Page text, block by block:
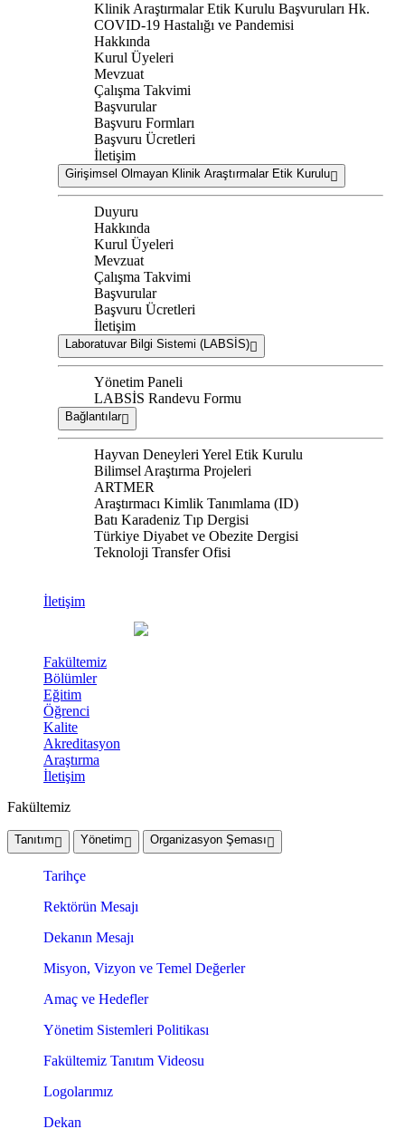
Klinik Araştırmalar Etik Kurulu Başvuruları Hk.
COVID-19 Hastalığı ve Pandemisi
Hakkında
Kurul Üyeleri
Mevzuat
Çalışma Takvimi
Başvurular
Başvuru Formları
Başvuru Ücretleri
İletişim
Girişimsel Olmayan Klinik Araştırmalar Etik Kurulu
Duyuru
Hakkında
Kurul Üyeleri
Mevzuat
Çalışma Takvimi
Başvurular
Başvuru Ücretleri
İletişim
Laboratuvar Bilgi Sistemi (LABSİS)
Yönetim Paneli
LABSİS Randevu Formu
Bağlantılar
Hayvan Deneyleri Yerel Etik Kurulu
Bilimsel Araştırma Projeleri
ARTMER
Araştırmacı Kimlik Tanımlama (ID)
Batı Karadeniz Tıp Dergisi
Türkiye Diyabet ve Obezite Dergisi
Teknoloji Transfer Ofisi
İletişim
Fakültemiz
Bölümler
Eğitim
Öğrenci
Kalite
Akreditasyon
Araştırma
İletişim
Fakültemiz
Tanıtım Yönetim Organizasyon Şeması
Tarihçe
Rektörün Mesajı
Dekanın Mesajı
Misyon, Vizyon ve Temel Değerler
Amaç ve Hedefler
Yönetim Sistemleri Politikası
Fakültemiz Tanıtım Videosu
Logolarımız
Dekan